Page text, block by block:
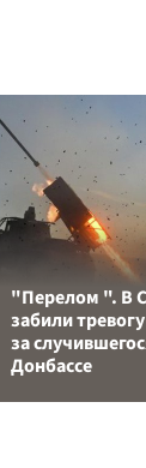
"Перелом ". В
забили
за
Донбассе